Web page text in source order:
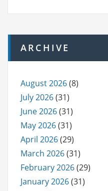
ARCHIVE
August 2026(8)
July 2026(31)
June 2026(31)
May 2026(31)
April 2026(29)
March 2026(31)
February 2026(29)
January 2026(31)